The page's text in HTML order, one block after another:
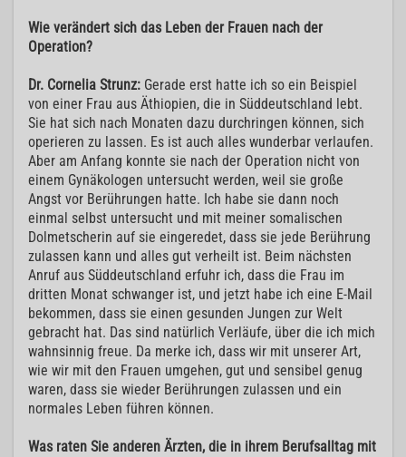
Wie verändert sich das Leben der Frauen nach der
Operation?
Dr. Cornelia Strunz: Gerade erst hatte ich so ein Beispiel
von einer Frau aus Äthiopien, die in Süddeutschland lebt.
Sie hat sich nach Monaten dazu durchringen können, sich
operieren zu lassen. Es ist auch alles wunderbar verlaufen.
Aber am Anfang konnte sie nach der Operation nicht von
einem Gynäkologen untersucht werden, weil sie große
Angst vor Berührungen hatte. Ich habe sie dann noch
einmal selbst untersucht und mit meiner somalischen
Dolmetscherin auf sie eingeredet, dass sie jede Berührung
zulassen kann und alles gut verheilt ist. Beim nächsten
Anruf aus Süddeutschland erfuhr ich, dass die Frau im
dritten Monat schwanger ist, und jetzt habe ich eine E-Mail
bekommen, dass sie einen gesunden Jungen zur Welt
gebracht hat. Das sind natürlich Verläufe, über die ich mich
wahnsinnig freue. Da merke ich, dass wir mit unserer Art,
wie wir mit den Frauen umgehen, gut und sensibel genug
waren, dass sie wieder Berührungen zulassen und ein
normales Leben führen können.
Was raten Sie anderen Ärzten, die in ihrem Berufsalltag mit